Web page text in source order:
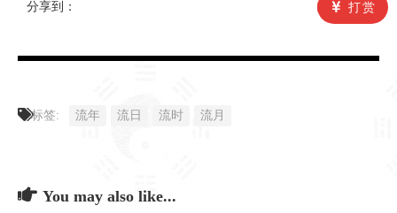
分享到： 打赏
标签: 流年 流日 流时 流月
You may also like...